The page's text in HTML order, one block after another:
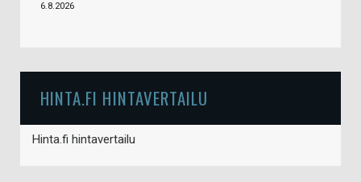
6.8.2026
HINTA.FI HINTAVERTAILU
Hinta.fi hintavertailu